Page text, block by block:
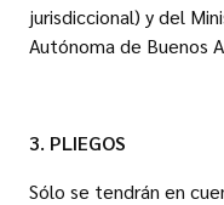
jurisdiccional) y del
Autónoma de Buenos
3. PLIEGOS
Sólo se tendrán en